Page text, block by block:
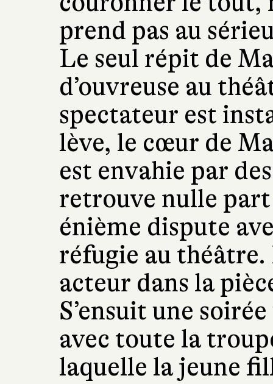
prend pas au
Le seul répit de
d’ouvreuse au
spectateur est
lève, le cœur de
est envahie par
retrouve nulle
énième dispute
réfugie au
acteur dans la
S’ensuit une
avec toute la
laquelle la jeune